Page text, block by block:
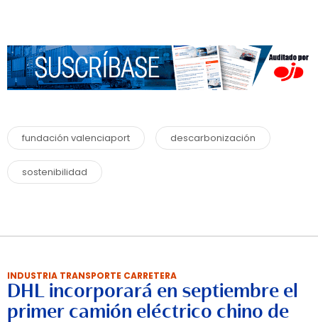
fundación valenciaport descarbonización
sostenibilidad
INDUSTRIA TRANSPORTE CARRETERA
DHL incorporará en septiembre el
primer camión eléctrico chino de